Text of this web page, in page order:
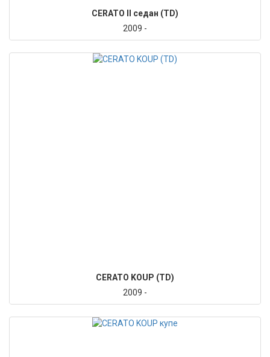
CERATO II седан (TD)
2009 -
CERATO KOUP (TD)
2009 -